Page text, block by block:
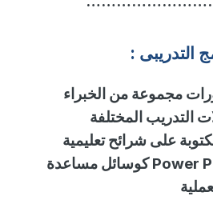
التدريبى :
مجموعة من الخبراء
التدريب المختلفة
على شرائح تعليمية
Power كوسائل مساعدة